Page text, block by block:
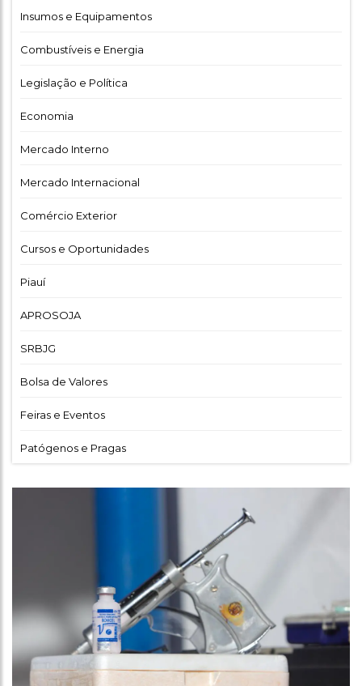
Insumos e Equipamentos
Combustíveis e Energia
Legislação e Política
Economia
Mercado Interno
Mercado Internacional
Comércio Exterior
Cursos e Oportunidades
Piauí
APROSOJA
SRBJG
Bolsa de Valores
Feiras e Eventos
Patógenos e Pragas